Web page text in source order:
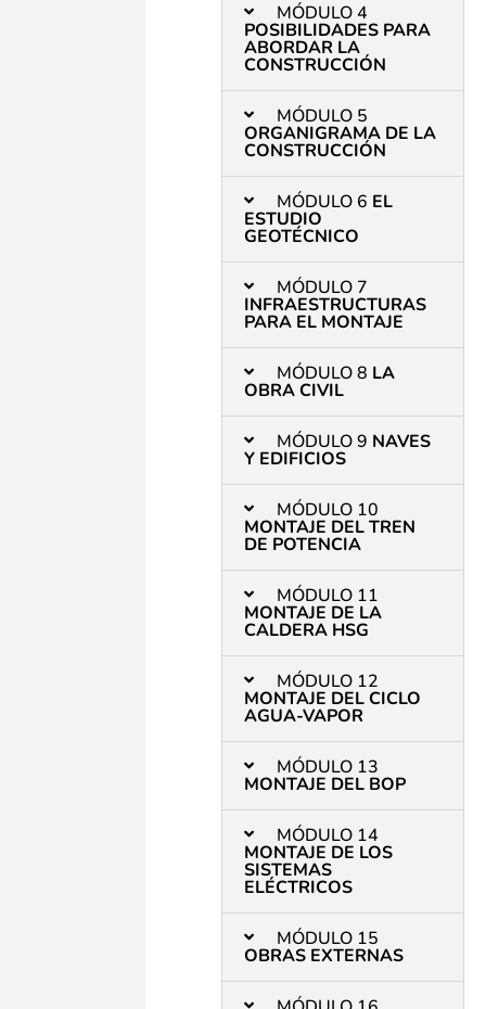
MÓDULO 4
POSIBILIDADES PARA
ABORDAR LA
CONSTRUCCIÓN
MÓDULO 5
ORGANIGRAMA DE LA
CONSTRUCCIÓN
MÓDULO 6 EL
ESTUDIO
GEOTÉCNICO
MÓDULO 7
INFRAESTRUCTURAS
PARA EL MONTAJE
MÓDULO 8 LA
OBRA CIVIL
MÓDULO 9 NAVES
Y EDIFICIOS
MÓDULO 10
MONTAJE DEL TREN
DE POTENCIA
MÓDULO 11
MONTAJE DE LA
CALDERA HSG
MÓDULO 12
MONTAJE DEL CICLO
AGUA-VAPOR
MÓDULO 13
MONTAJE DEL BOP
MÓDULO 14
MONTAJE DE LOS
SISTEMAS
ELÉCTRICOS
MÓDULO 15
OBRAS EXTERNAS